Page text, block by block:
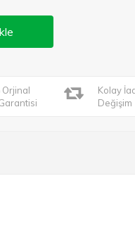
Orjinal
Kolay
Değişim